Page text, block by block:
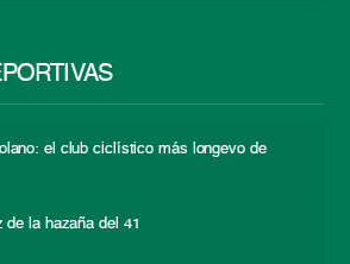
el club ciclístico más longevo de
de la hazaña del 41